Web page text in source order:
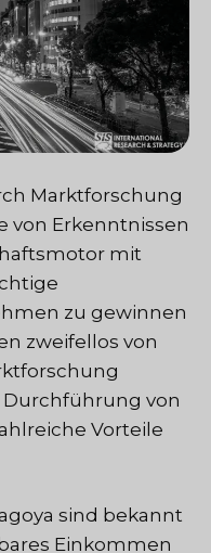
Marktforschung
von Erkenntnissen
mit
zu gewinnen
zweifellos von
Durchführung von
Vorteile
sind bekannt
Einkommen